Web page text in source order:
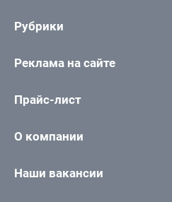
Рубрики
Реклама на сайте
Прайс-лист
О компании
Наши вакансии